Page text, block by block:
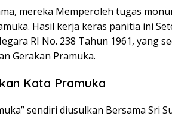
mereka Memperoleh tugas
Hasil kerja keras panitia ini
RI No. 238 Tahun 1961, yang
Gerakan Pramuka.
Kata Pramuka
sendiri diusulkan Bersama Sri